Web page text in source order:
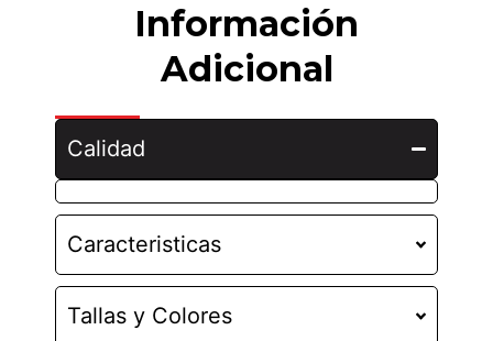
Información
Adicional
Calidad
Caracteristicas
Tallas y Colores